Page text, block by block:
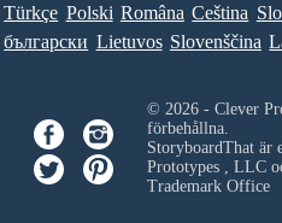
Türkçe Polski Româna Ceština
български Lietuvos Slovenščina
© 2026 - Clever
förbehållna.
StoryboardThat är
Prototypes , LLC
Trademark Office